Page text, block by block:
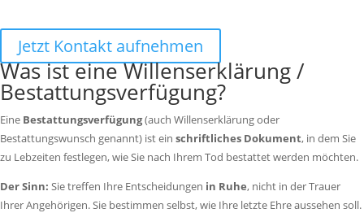
Jetzt Kontakt aufnehmen
Was ist eine Willenserklärung /
Bestattungsverfügung?
Eine Bestattungsverfügung(auch Willenserklärung oder
Bestattungswunsch genannt) ist ein schriftliches Dokument, in dem Sie
zu Lebzeiten festlegen, wie Sie nach Ihrem Tod bestattet werden möchten.
Der Sinn: Sie treffen Ihre Entscheidungen in Ruhe, nicht in der Trauer
Ihrer Angehörigen. Sie bestimmen selbst, wie Ihre letzte Ehre aussehen soll.